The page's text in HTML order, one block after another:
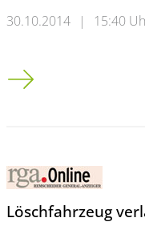
30.10.2014 | 15:40
Städte wollen ran ans
Löschfahrzeug